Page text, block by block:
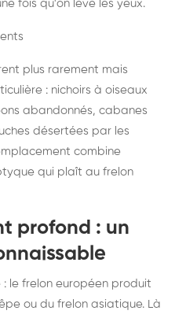
fois qu'on lève les yeux.
plus rarement mais
: nichoirs à oiseaux
abandonnés, cabanes
désertées par les
combine
qui plaît au frelon
profond : un
le frelon européen produit
ou du frelon asiatique. Là